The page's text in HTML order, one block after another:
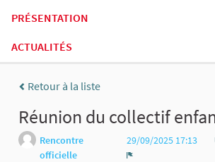
PRÉSENTATION
ACTUALITÉS
Retour à la liste
Réunion du collectif
Rencontre
officielle
29/09/2025 17:13